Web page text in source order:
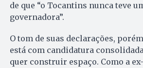
de que “o Tocantins nunca teve
governadora”.
O tom de suas declarações,
está com candidatura
quer construir espaço. Como a